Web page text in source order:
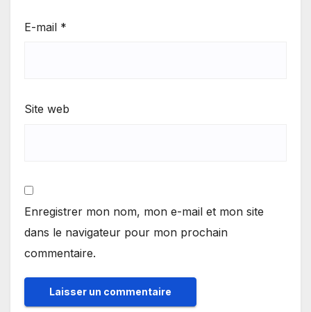
E-mail *
Site web
Enregistrer mon nom, mon e-mail et mon site
dans le navigateur pour mon prochain
commentaire.